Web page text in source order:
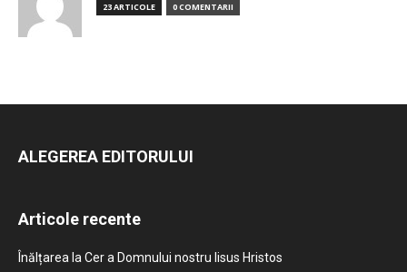
23 ARTICOLE 0 COMENTARII
ALEGEREA EDITORULUI
Articole recente
Înălțarea la Cer a Domnului nostru Iisus Hristos